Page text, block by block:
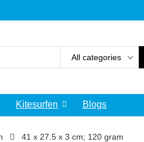
All categories
Kitesurfen Blogs
‎41 x 27.5 x 3 cm; 120 gram